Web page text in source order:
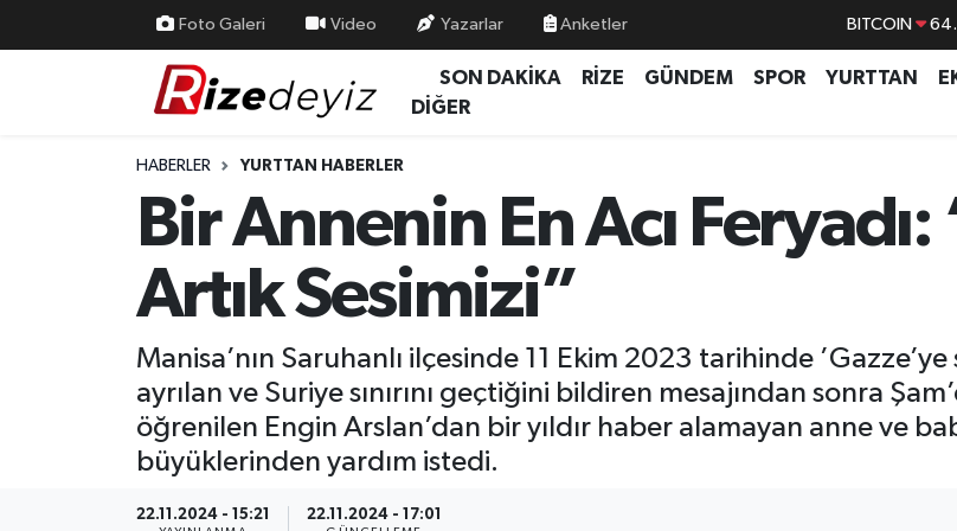
Foto Galeri Video Yazarlar Anketler
EURO
SON DAKİKA RİZE GÜNDEM SPOR YURTTAN
DİĞER
HABERLER YURTTAN HABERLER
Bir Annenin En Acı
Artık Sesimizi”
Manisa’nın Saruhanlı ilçesinde 11 Ekim 2023 tarihinde
ayrılan ve Suriye sınırını geçtiğini bildiren mesajından sonra
öğrenilen Engin Arslan’dan bir yıldır haber alamayan anne ve
büyüklerinden yardım istedi.
22.11.2024 - 15:21 22.11.2024 - 17:01
Yurttan Haberler
Rize Nöbetçi Eczaneler
Rize Trafik Yoğunluk Haritası
Süper Lig Puan Durumu ve Fikstür
Son Dakika Haberleri
Haber Arşivi